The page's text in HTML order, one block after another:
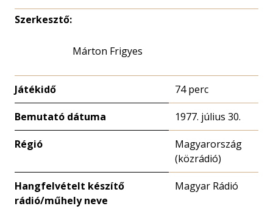
Szerkesztő:
Márton Frigyes
Játékidő 74 perc
Bemutató dátuma 1977. július 30.
Régió
Magyarország
(közrádió)
Hangfelvételt készítő
rádió/műhely neve
Magyar Rádió